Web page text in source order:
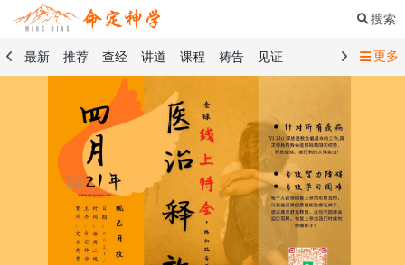
搜索
最新 推荐 查经 讲道 课程 祷告
见证
命定书屋
查经精选 讲道精选
见证精选
101课程 创世记 马太福音
传道书
圣餐礼文 01 创世记
02 出埃及记
03 利未记
04 民数记 05 申命记
06 约书亚记
07 士师记
08 路得记
09 撒母耳记上
10 撒母耳记下
11 列王纪上
12 列王纪下
更多